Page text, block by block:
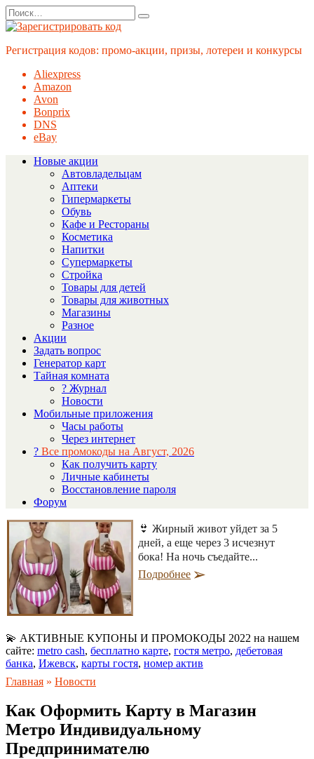
Перейти
к
содержанию
Search
for:
Регистрация кодов: промо-акции, призы, лотереи и конкурсы
Aliexpress
Amazon
Avon
Bonprix
DNS
eBay
Новые акции
Автовладельцам
Аптеки
Гипермаркеты
Обувь
Кафе и Рестораны
Косметика
Напитки
Супермаркеты
Стройка
Товары для детей
Товары для животных
Магазины
Разное
Акции
Задать вопрос
Генератор карт
Тайная комната
? Журнал
Новости
Мобильные приложения
Часы работы
Через интернет
? Все промокоды на Август, 2026
Как получить карту
Личные кабинеты
Восстановление пароля
Форум
👙 Жирный живот уйдет за 5
дней, а еще через 3 исчезнут
бока! На ночь съедайте...
Подробнее
💫 АКТИВНЫЕ КУПОНЫ И ПРОМОКОДЫ 2022 на нашем
сайте: metro cash, бесплатно карте, гостя метро, дебетовая
банка, Ижевск, карты гостя, номер актив
Главная » Новости
Как Оформить Карту в Магазин
Метро Индивидуальному
Предпринимателю